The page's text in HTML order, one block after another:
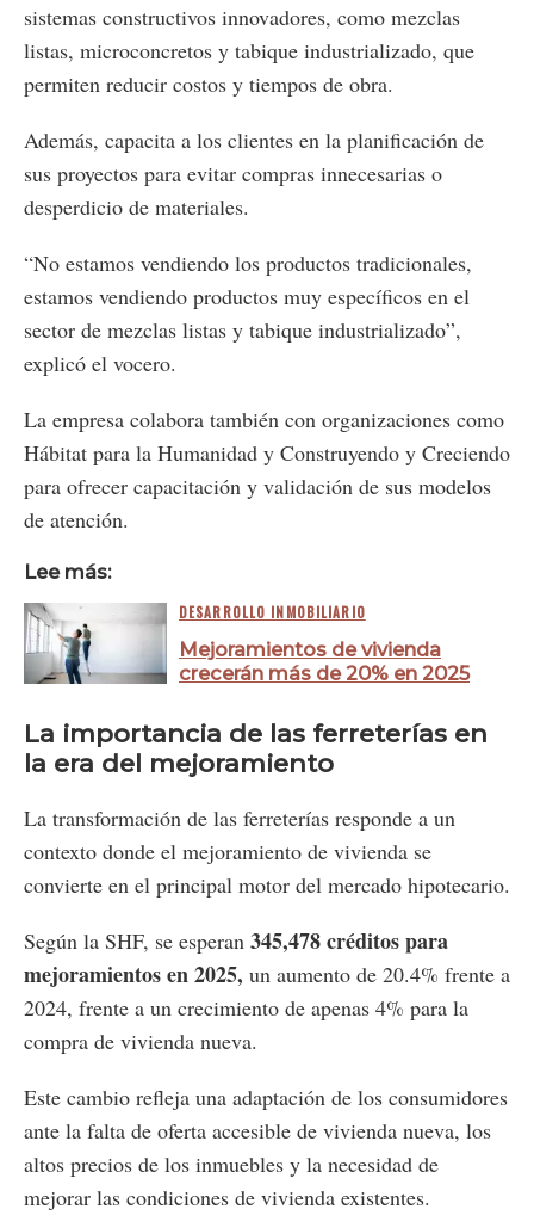
sistemas constructivos innovadores, como mezclas
listas, microconcretos y tabique industrializado, que
permiten reducir costos y tiempos de obra.
Además, capacita a los clientes en la planificación de
sus proyectos para evitar compras innecesarias o
desperdicio de materiales.
“No estamos vendiendo los productos tradicionales,
estamos vendiendo productos muy específicos en el
sector de mezclas listas y tabique industrializado”,
explicó el vocero.
La empresa colabora también con organizaciones como
Hábitat para la Humanidad y Construyendo y Creciendo
para ofrecer capacitación y validación de sus modelos
de atención.
Lee más:
DESARROLLO INMOBILIARIO
Mejoramientos de vivienda
crecerán más de 20% en 2025
La importancia de las ferreterías en
la era del mejoramiento
La transformación de las ferreterías responde a un
contexto donde el mejoramiento de vivienda se
convierte en el principal motor del mercado hipotecario.
Según la SHF, se esperan 345,478 créditos para
mejoramientos en 2025, un aumento de 20.4% frente a
2024, frente a un crecimiento de apenas 4% para la
compra de vivienda nueva.
Este cambio refleja una adaptación de los consumidores
ante la falta de oferta accesible de vivienda nueva, los
altos precios de los inmuebles y la necesidad de
mejorar las condiciones de vivienda existentes.